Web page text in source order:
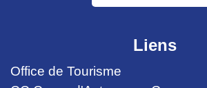
Liens
Office de Tourisme